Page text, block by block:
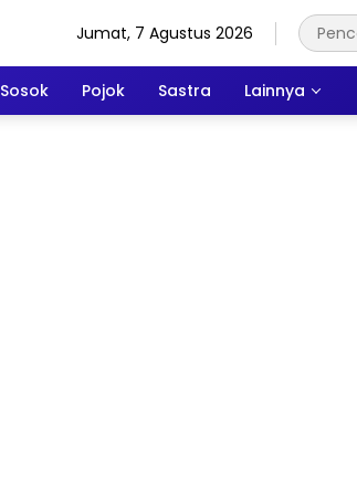
Jumat, 7 Agustus 2026
Sosok Pojok Sastra Lainnya